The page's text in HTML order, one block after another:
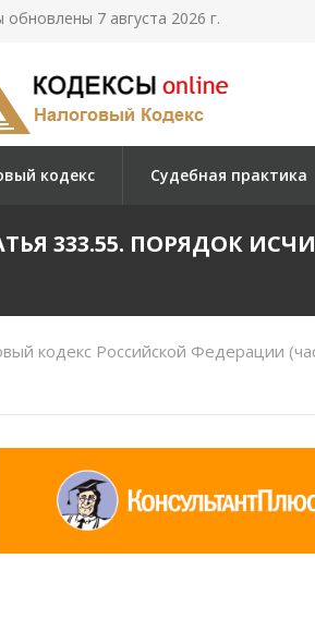
7 августа 2026 г.
кодекс Судебная практика
333.55. ПОРЯДОК
кодекс Российской Федерации